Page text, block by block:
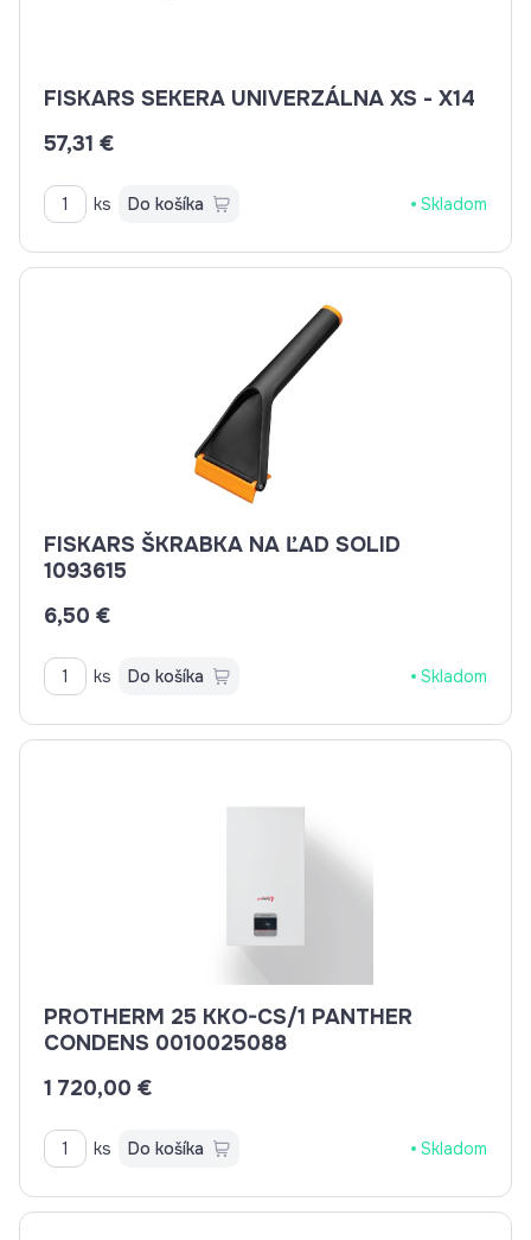
FISKARS SEKERA UNIVERZÁLNA XS - X14
57,31 €
ks Do košíka Skladom
FISKARS ŠKRABKA NA ĽAD SOLID
1093615
6,50 €
ks Do košíka Skladom
PROTHERM 25 KKO-CS/1 PANTHER
CONDENS 0010025088
1 720,00 €
ks Do košíka Skladom